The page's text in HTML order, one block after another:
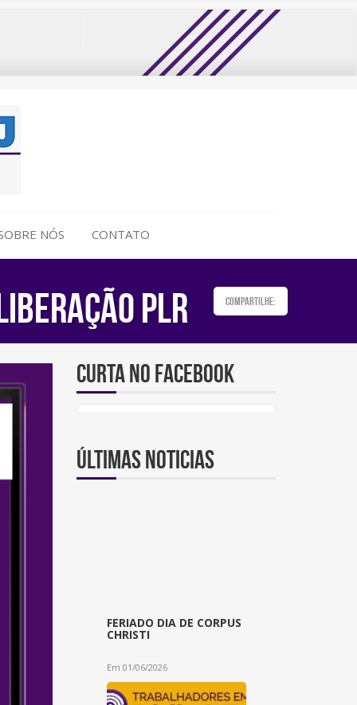
NÓS CONTATO
PLR Compartilhe:
Curta no Facebook
Últimas noticias
FERIADO DIA DE CORPUS
CHRISTI
Em 01/06/2026